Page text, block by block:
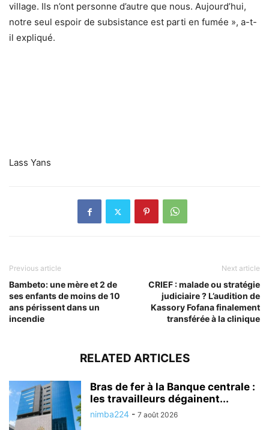
village. Ils n’ont personne d’autre que nous. Aujourd’hui,
notre seul espoir de subsistance est parti en fumée », a-t-
il expliqué.
Lass Yans
Previous article
Bambeto: une mère et 2 de
ses enfants de moins de 10
ans périssent dans un
incendie
Next article
CRIEF : malade ou stratégie
judiciaire ? L’audition de
Kassory Fofana finalement
transférée à la clinique
RELATED ARTICLES
Bras de fer à la Banque centrale :
les travailleurs dégainent...
nimba224 - 7 août 2026